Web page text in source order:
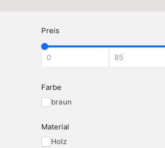
Preis
Farbe
braun
Material
Holz